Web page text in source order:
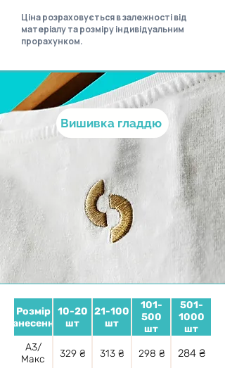
Ціна розраховується в залежності від
матеріалу та розміру індивідуальним
прорахунком.
Вишивка гладдю
Розмір
нанесення
10-20
шт
21-100
шт
101-
500
шт
501-
1000
шт
А3/
Макс
329 ₴ 313 ₴ 298 ₴ 284 ₴